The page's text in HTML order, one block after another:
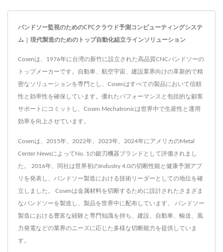
バンドソー監視のためのCPCクラウド予測コンピューティングシステ
ム | 現代製造のためのトップ自動化組立ラインソリューション
Cosenは、1976年に台湾の新竹に設立された高品質CNCバンドソーの
トップメーカーです。自動車、航空宇宙、建設業界向けの革新的で精
密なソリューションを専門とし、Cosenはすべての製品において信頼
性と効率性を確保しています。優れたパフォーマンスと包括的な顧客
サポートにコミットし、Cosen Mechatronicは世界中で生産性と運用
効率を向上させています。
Cosenは、2015年、2022年、2023年、2024年にアメリカのMetal
Center NewsによってNo. 1の鋸刃機器ブランドとして評価されまし
た。 2016年、同社は世界初のIndustry 4.0の切断性能と健康予測アプ
リを発表し、バンドソー製造における技術リーダーとしての地位を確
立しました。 Cosenは金属材料を切断するために設計されたさまざま
なバンドソーを製造し、製品を世界中に配布しています。 バンドソー
製造における豊富な経験と専門知識を持ち、建設、自動車、輸送、風
力発電などの業界のニーズに応じた多様な切断能力を提供していま
す。